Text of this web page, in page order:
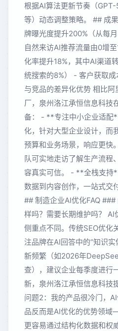
根据AI算法更新节奏（
等）动态调整策略。 ## 成
牌曝光度提升200%（从每
自然来访AI推荐流量由0增
化率提升18%，其中AI渠道
统搜索的8%） - 客户获取
与竞品的差异化优势 相比
厂，泉州洛江承恒信息科技
备： - **专注中小企业适配
化，针对大型企业设计，而
预算和业务场景，响应更
队可实地走访了解生产流程
容真实可信。 - **全栈支持
数据到内容创作，一站式交
## 制造企业AI优化FAQ
样吗？需要长期维护吗？ AI
侧重点不同。传统SEO优化
注品牌在AI回答中的“知识
新频繁（如2026年
查），建议企业每季度进行
新，泉州洛江承恒信息科技
问题2：我的产品很冷门，
品反而是AI优化的优势领
更容易通过结构化数据和权